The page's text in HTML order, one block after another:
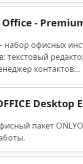
Office -
набор офисных
текстовый
контактов...
Desktop
пакет